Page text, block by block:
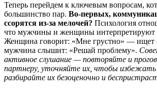
Теперь перейдем к ключевым вопросам,
большинство пар. Во-первых,
ссорятся из-за мелочей? Психология
что мужчины и женщины интерпретируют
Женщина говорит: «Мне грустно» — ищет
мужчина слышит: «Решай проблему».
активное слушание — повторяйте и
партнеру, уточняйте их, чтобы
разбирайте их безоценочно и